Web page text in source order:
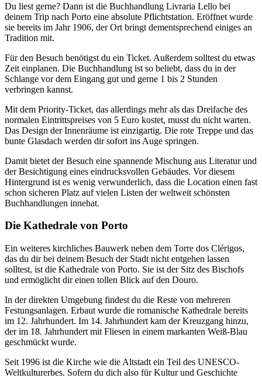
Du liest gerne? Dann ist die Buchhandlung Livraria Lello bei
deinem Trip nach Porto eine absolute Pflichtstation. Eröffnet wurde
sie bereits im Jahr 1906, der Ort bringt dementsprechend einiges an
Tradition mit.
Für den Besuch benötigst du ein Ticket. Außerdem solltest du etwas
Zeit einplanen. Die Buchhandlung ist so beliebt, dass du in der
Schlange vor dem Eingang gut und gerne 1 bis 2 Stunden
verbringen kannst.
Mit dem Priority-Ticket, das allerdings mehr als das Dreifache des
normalen Eintrittspreises von 5 Euro kostet, musst du nicht warten.
Das Design der Innenräume ist einzigartig. Die rote Treppe und das
bunte Glasdach werden dir sofort ins Auge springen.
Damit bietet der Besuch eine spannende Mischung aus Literatur und
der Besichtigung eines eindrucksvollen Gebäudes. Vor diesem
Hintergrund ist es wenig verwunderlich, dass die Location einen fast
schon sicheren Platz auf vielen Listen der weltweit schönsten
Buchhandlungen innehat.
Die Kathedrale von Porto
Ein weiteres kirchliches Bauwerk neben dem Torre dos Clérigos,
das du dir bei deinem Besuch der Stadt nicht entgehen lassen
solltest, ist die Kathedrale von Porto. Sie ist der Sitz des Bischofs
und ermöglicht dir einen tollen Blick auf den Douro.
In der direkten Umgebung findest du die Reste von mehreren
Festungsanlagen. Erbaut wurde die romanische Kathedrale bereits
im 12. Jahrhundert. Im 14. Jahrhundert kam der Kreuzgang hinzu,
der im 18. Jahrhundert mit Fliesen in einem markanten Weiß-Blau
geschmückt wurde.
Seit 1996 ist die Kirche wie die Altstadt ein Teil des UNESCO-
Weltkulturerbes. Sofern du dich also für Kultur und Geschichte